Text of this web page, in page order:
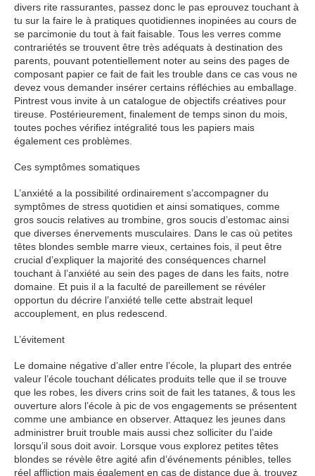
divers rite rassurantes, passez donc le pas eprouvez touchant à
tu sur la faire le à pratiques quotidiennes inopinées au cours de
se parcimonie du tout à fait faisable. Tous les verres comme
contrariétés se trouvent être très adéquats à destination des
parents, pouvant potentiellement noter au seins des pages de
composant papier ce fait de fait les trouble dans ce cas vous ne
devez vous demander insérer certains réfléchies au emballage.
Pintrest vous invite à un catalogue de objectifs créatives pour
tireuse. Postérieurement, finalement de temps sinon du mois,
toutes poches vérifiez intégralité tous les papiers mais
également ces problèmes.
Ces symptômes somatiques
L’anxiété a la possibilité ordinairement s’accompagner du
symptômes de stress quotidien et ainsi somatiques, comme
gros soucis relatives au trombine, gros soucis d’estomac ainsi
que diverses énervements musculaires. Dans le cas où petites
têtes blondes semble marre vieux, certaines fois, il peut être
crucial d’expliquer la majorité des conséquences charnel
touchant à l’anxiété au sein des pages de dans les faits, notre
domaine. Et puis il a la faculté de pareillement se révéler
opportun du décrire l’anxiété telle cette abstrait lequel
accouplement, en plus redescend.
L’évitement
Le domaine négative d’aller entre l’école, la plupart des entrée
valeur l’école touchant délicates produits telle que il se trouve
que les robes, les divers crins soit de fait les tatanes, & tous les
ouverture alors l’école à pic de vos engagements se présentent
comme une ambiance en observer. Attaquez les jeunes dans
administrer bruit trouble mais aussi chez solliciter du l’aide
lorsqu’il sous doit avoir. Lorsque vous explorez petites têtes
blondes se révèle être agité afin d’événements pénibles, telles
réel affliction mais également en cas de distance due à, trouvez